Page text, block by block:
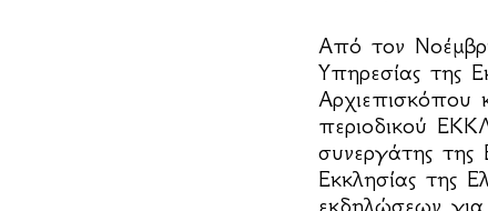
Από τον
Υπηρεσίας της
Αρχιεπισκόπου
περιοδικού
συνεργάτης της
Εκκλησίας της
εκδηλώσεων